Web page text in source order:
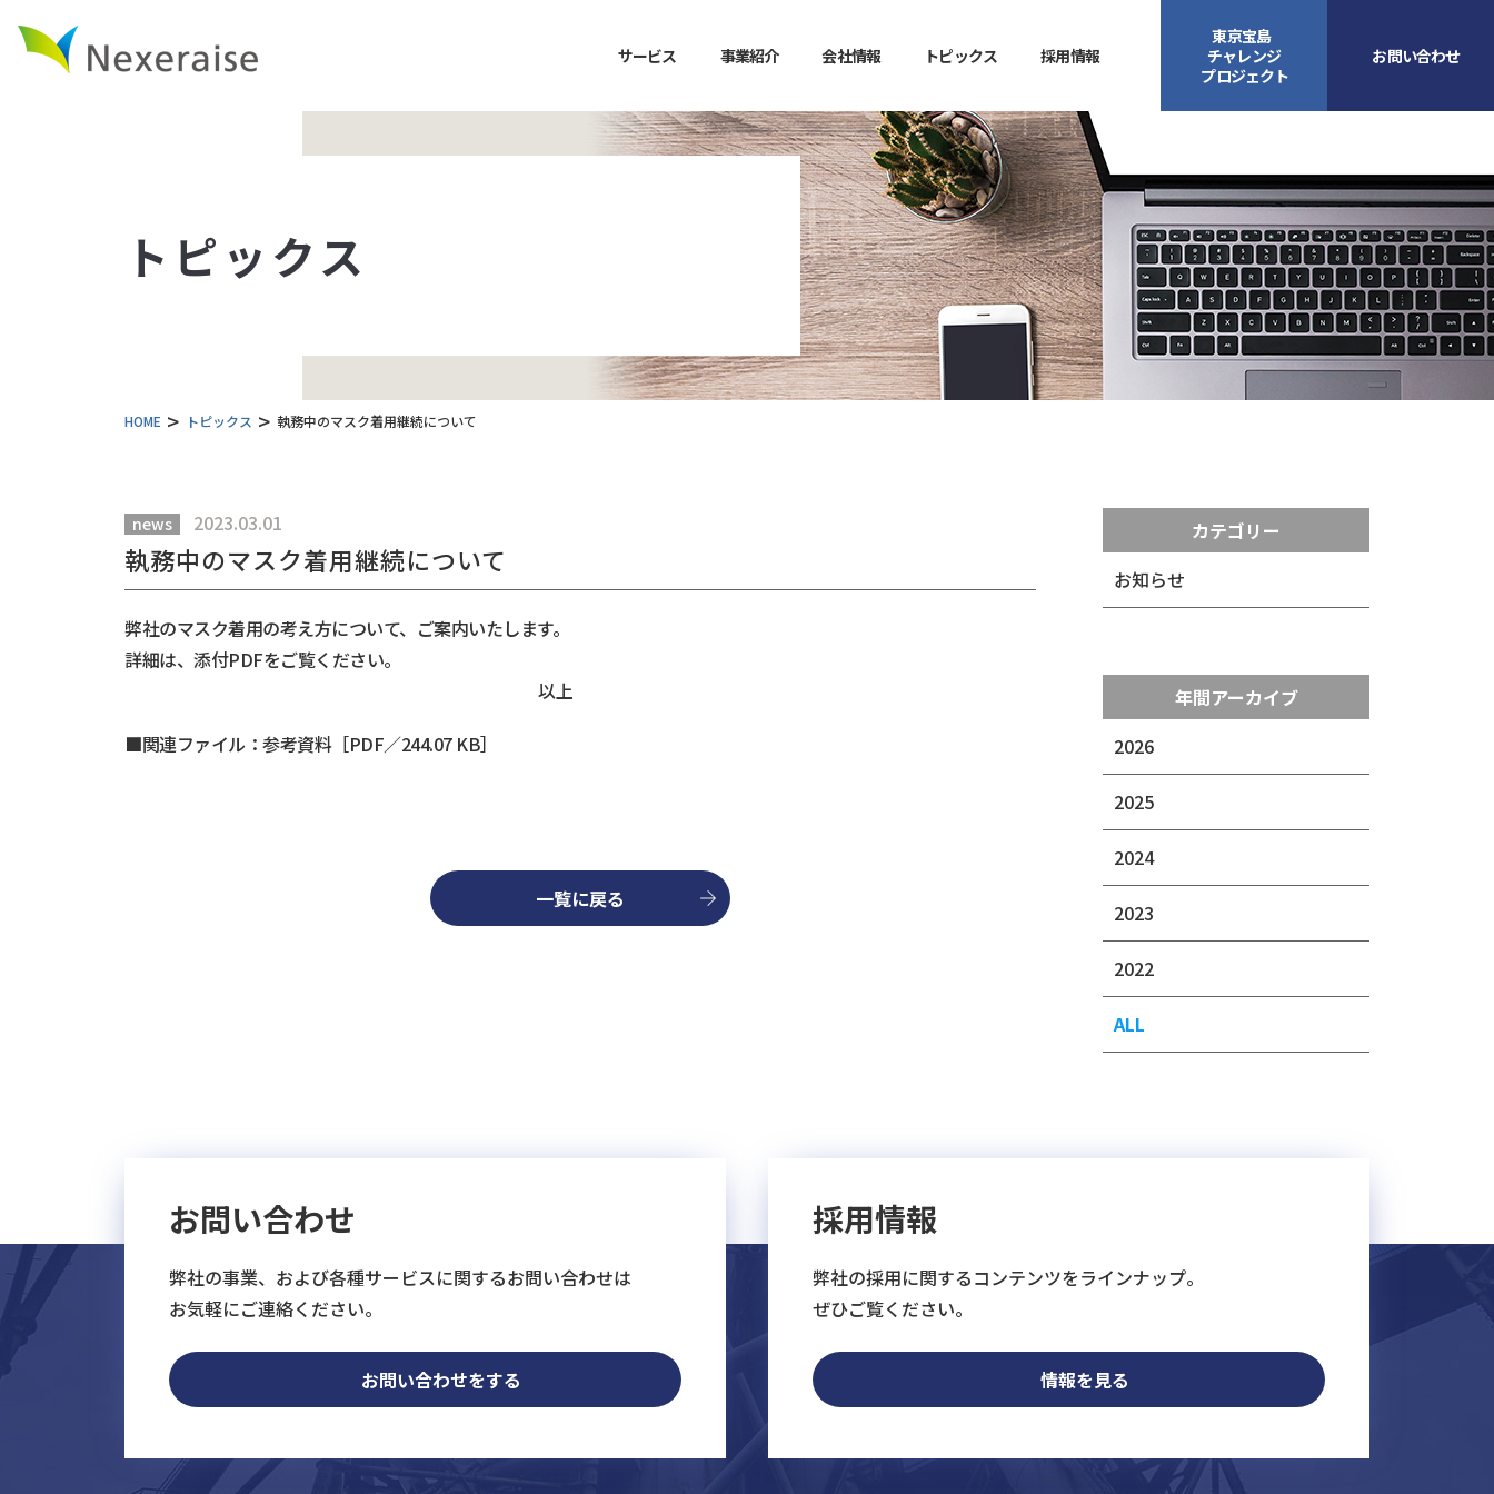
サービス 事業紹介 会社情報 トピックス 採用情報
東京宝島
チャレンジ
プロジェクト
お問い合わせ
トピックス
HOME トピックス 執務中のマスク着用継続について
news 2023.03.01
執務中のマスク着用継続について
弊社のマスク着用の考え方について、ご案内いたします。
詳細は、添付PDFをご覧ください。
以上
■関連ファイル： 参考資料［PDF／244.07 KB］
一覧に戻る
カテゴリー
お知らせ
年間アーカイブ
2026
2025
2024
2023
2022
ALL
お問い合わせ
弊社の事業、および各種サービスに関するお問い合わせは
お気軽にご連絡ください。
お問い合わせをする
採用情報
弊社の採用に関するコンテンツをラインナップ。
ぜひご覧ください。
情報を見る